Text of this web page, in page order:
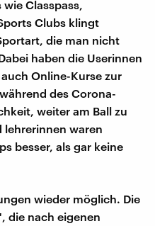
Classpass,
Clubs klingt
die man nicht
haben die Userinnen
Online-Kurse zur
des Corona-
weiter am Ball zu
lehrerinnen waren
besser, als gar keine
wieder möglich. Die
die nach eigenen